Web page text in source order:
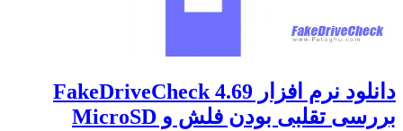
دانلود نرم افزار FakeDriveCheck 4.69
بررسی تقلبی بودن فلش و MicroSD